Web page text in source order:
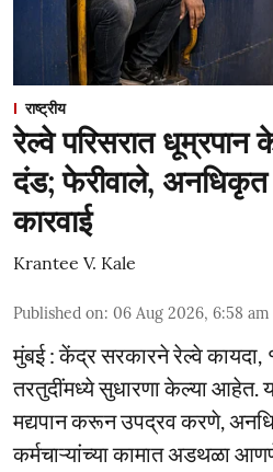
राष्ट्रीय
रेल्वे परिसरात धूम्रपान
दंड; फेरीवाले,
कारवाई
Krantee V. Kale
Published on: 06 Aug 2026, 6:58 am
मुंबई : केंद्र सरकारने रेल्वे कायदा,
तरतुदींमध्ये सुधारणा केल्या आहेत.
मद्यपान करून उपद्रव करणे,
कर्मचाऱ्यांच्या कामात अडथळा